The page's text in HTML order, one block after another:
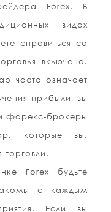
Forex. В
видах
справиться со
включена.
часто означает
прибыли, вы
форекс-брокеры
которые вы,
Forex будьте
с каждым
Если вы